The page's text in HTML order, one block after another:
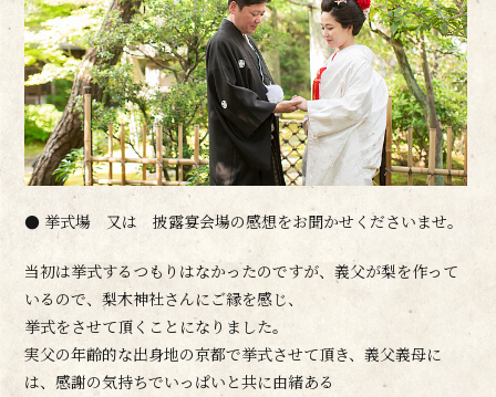
● 挙式場 又は 披露宴会場の感想をお聞かせくださいませ。
当初は挙式するつもりはなかったのですが、義父が梨を作って
いるので、梨木神社さんにご縁を感じ、
挙式をさせて頂くことになりました。
実父の年齢的な出身地の京都で挙式させて頂き、義父義母に
は、感謝の気持ちでいっぱいと共に由緒ある